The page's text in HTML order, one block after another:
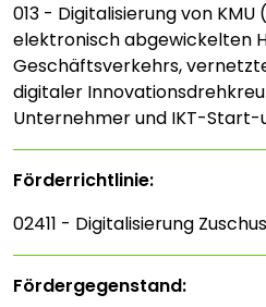
013 - Digitalisierung von
elektronisch abgewickelten
Geschäftsverkehrs,
digitaler
Unternehmer und IKT-Start-
Förderrichtlinie:
02411 - Digitalisierung
Fördergegenstand: